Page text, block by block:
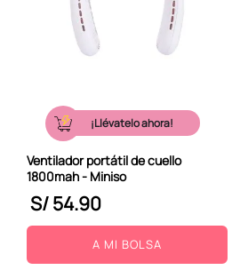
¡Llévatelo ahora!
Ventilador portátil de cuello
1800mah - Miniso
S/54.90
A MI BOLSA